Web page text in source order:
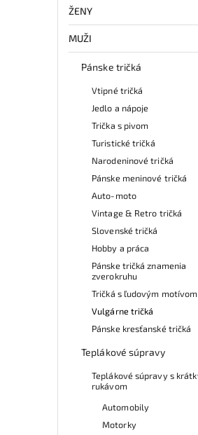
ŽENY
MUŽI
Pánske tričká
Vtipné tričká
Jedlo a nápoje
Trička s pivom
Turistické tričká
Narodeninové tričká
Pánske meninové tričká
Auto-moto
Vintage & Retro tričká
Slovenské tričká
Hobby a práca
Pánske tričká znamenia
zverokruhu
Tričká s ľudovým motívom
Vulgárne tričká
Pánske kresťanské tričká
Teplákové súpravy
Teplákové súpravy s
rukávom
Automobily
Motorky